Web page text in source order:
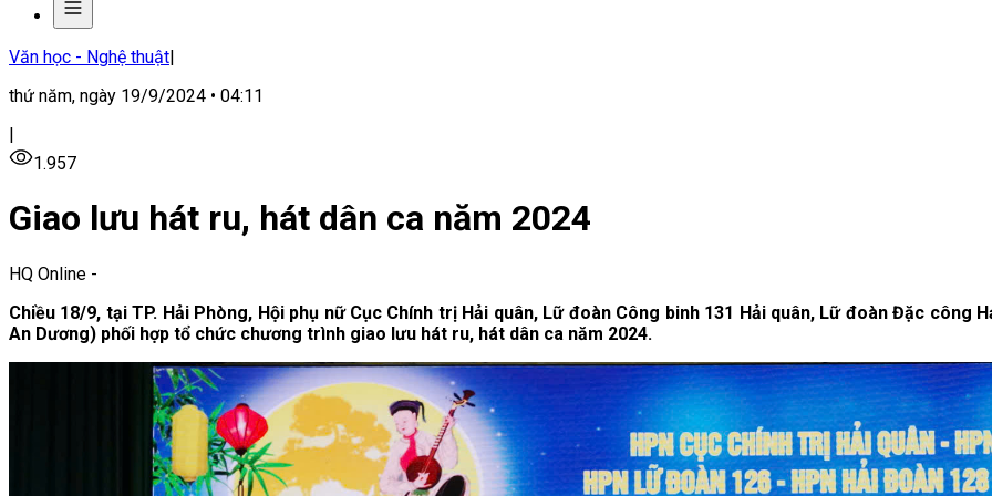
Văn học - Nghệ thuật|
thứ năm, ngày 19/9/2024 • 04:11
|
1.957
Giao lưu hát ru, hát dân ca năm 2024
HQ Online -
Chiều 18/9, tại TP. Hải Phòng, Hội phụ nữ Cục Chính trị Hải quân, Lữ đoàn Công binh 131 Hải quân, Lữ đoàn Đặc công
An Dương) phối hợp tổ chức chương trình giao lưu hát ru, hát dân ca năm 2024.